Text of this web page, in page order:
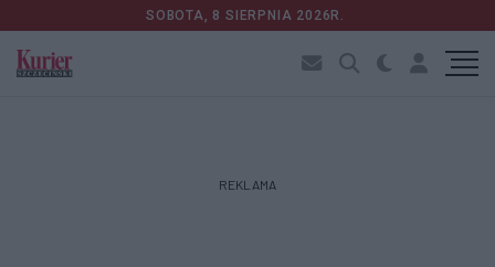
SOBOTA, 8 SIERPNIA 2026R.
REKLAMA